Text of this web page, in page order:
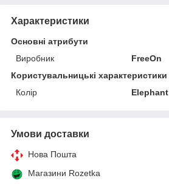
Характеристики
Основні атрибути
Виробник
FreeOn
Користувальницькі характеристики
Колір
Elephant
Умови доставки
Нова Пошта
Магазини Rozetka